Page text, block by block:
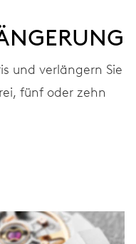
Sie Ihre Garantie
und verlängern Sie
fünf oder zehn